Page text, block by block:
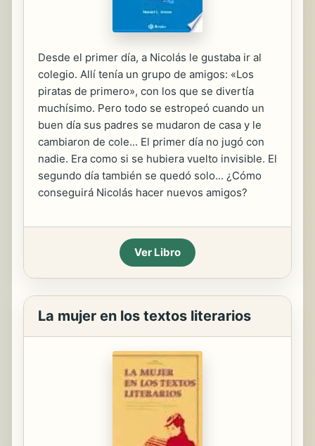
Desde el primer día, a Nicolás le gustaba ir al
colegio. Allí tenía un grupo de amigos: «Los
piratas de primero», con los que se divertía
muchísimo. Pero todo se estropeó cuando un
buen día sus padres se mudaron de casa y le
cambiaron de cole... El primer día no jugó con
nadie. Era como si se hubiera vuelto invisible. El
segundo día también se quedó solo... ¿Cómo
conseguirá Nicolás hacer nuevos amigos?
Ver Libro
La mujer en los textos literarios